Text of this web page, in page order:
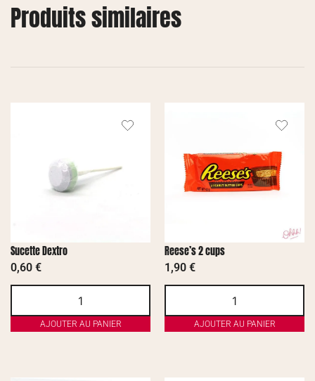
Produits similaires
Sucette Dextro
0,60 €
AJOUTER AU PANIER
Reese’s 2 cups
1,90 €
AJOUTER AU PANIER